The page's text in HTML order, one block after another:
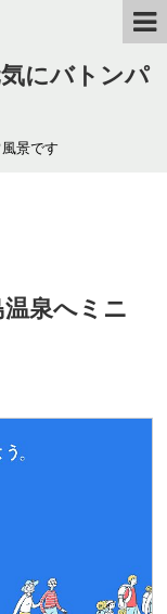
にバトンパ
景です
泉へミニ